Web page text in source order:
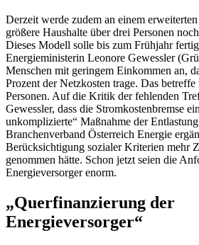
Derzeit werde zudem an einem
größere Haushalte über drei Personen
Dieses Modell solle bis zum Frühjahr
Energieministerin Leonore Gewessler
Menschen mit geringem Einkommen an,
Prozent der Netzkosten trage. Das
Personen. Auf die Kritik der fehlenden
Gewessler, dass die Stromkostenbremse
unkomplizierte“ Maßnahme der
Branchenverband Österreich Energie
Berücksichtigung sozialer Kriterien mehr
genommen hätte. Schon jetzt seien die
Energieversorger enorm.
„Querfinanzierung der
Energieversorger“